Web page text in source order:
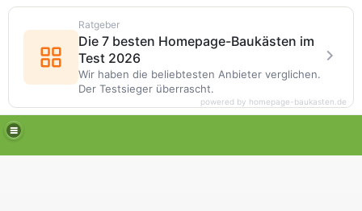
Ratgeber
Die 7 besten Homepage-Baukästen im
Test 2026
Wir haben die beliebtesten Anbieter verglichen.
Der Testsieger überrascht.
powered by homepage-baukasten.de